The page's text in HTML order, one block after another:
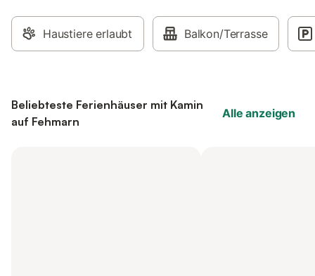
Haustiere erlaubt Balkon/Terrasse
Beliebteste Ferienhäuser mit Kamin
auf Fehmarn
Alle anzeigen